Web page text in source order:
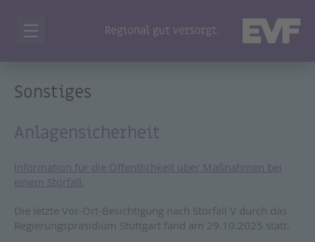
Sonstiges
Anlagensicherheit
Information für die Öffentlichkeit über Maßnahmen bei
einem Störfall.
Die letzte Vor-Ort-Besichtigung nach Störfall V durch das
Regierungspräsidium Stuttgart fand am 29.10.2025 statt.